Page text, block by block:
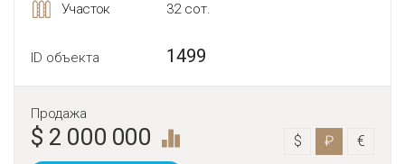
Участок
32 сот.
ID объекта 1499
Продажа
$ 2 000 000 $ ₽ €